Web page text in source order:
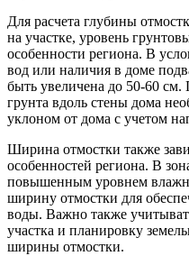
Для расчета глубины
на участке, уровень
особенности региона. В
вод или наличия в доме
быть увеличена до 50-60
грунта вдоль стены дома
уклоном от дома с учетом
Ширина отмостки также
особенностей региона. В
повышенным уровнем
ширину отмостки для
воды. Важно также
участка и планировку
ширины отмостки.